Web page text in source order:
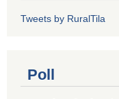
Tweets by RuralTila
Poll